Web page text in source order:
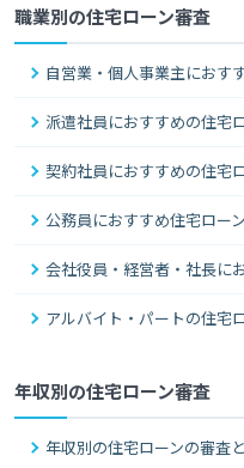
職業別の住宅ローン審査
自営業・個人事業主におす
派遣社員におすすめの住宅
契約社員におすすめの住宅
公務員におすすめ住宅ロー
会社役員・経営者・社長に
アルバイト・パートの住宅
年収別の住宅ローン審査
年収別の住宅ローンの審査